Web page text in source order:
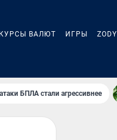
ВАЛЮТ ИГРЫ ZODY
БПЛА стали агрессивнее